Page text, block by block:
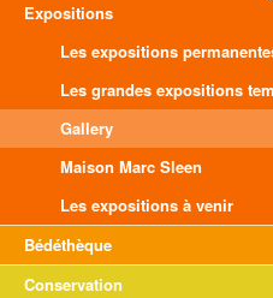
Expositions
Les expositions
Les grandes expositions
Gallery
Maison Marc Sleen
Les expositions à venir
Bédéthèque
Conservation